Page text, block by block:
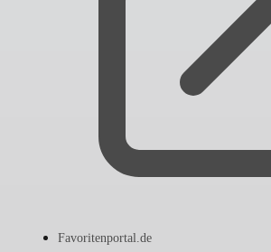
Favoritenportal.de